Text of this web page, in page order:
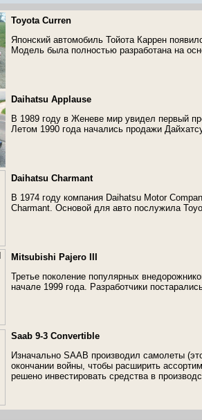
Toyota Curren
Японский автомобиль Тойота Каррен
Модель была полностью разработана на
Daihatsu Applause
В 1989 году в Женеве мир увидел первый
Летом 1990 года начались продажи
Daihatsu Charmant
В 1974 году компания Daihatsu Motor
Charmant. Основой для авто послужила
Mitsubishi Pajero III
Третье поколение популярных
начале 1999 года. Разработчики
Saab 9-3 Convertible
Изначально SAAB производил самолеты
окончании войны, чтобы расширить
решено инвестировать средства в